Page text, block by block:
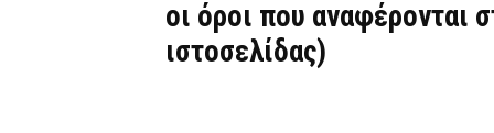
οι όροι που αναφέρονται
ιστοσελίδας)